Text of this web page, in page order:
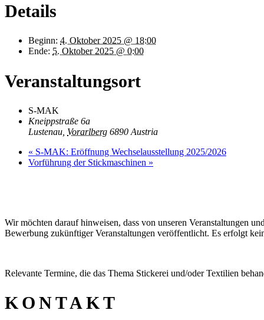
Details
Beginn: 4. Oktober 2025 @ 18:00
Ende: 5. Oktober 2025 @ 0:00
Veranstaltungsort
S‑MAK
Kneippstraße 6a
Lustenau Vorarlberg 6890 Austria
« S‑MAK: Eröffnung Wechselausstellung 2025/2026
Vorführung der Stickmaschinen »
Wir möchten darauf hinweisen, dass von unseren Veranstaltungen
Bewerbung zukünftiger Veranstaltungen veröffentlicht. Es erfolgt
Relevante Termine, die das Thema Stickerei und/oder Textilien
KONTAKT